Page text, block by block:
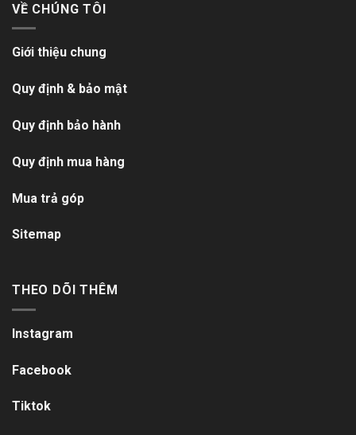
VỀ CHÚNG TÔI
Giới thiệu chung
Quy định & bảo mật
Quy định bảo hành
Quy định mua hàng
Mua trả góp
Sitemap
THEO DÕI THÊM
Instagram
Facebook
Tiktok